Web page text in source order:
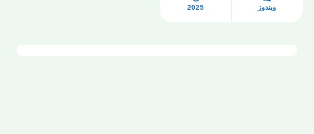
ويندوز 2025